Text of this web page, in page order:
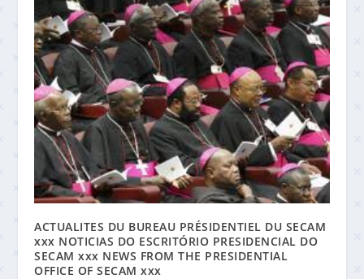
ACTUALITES DU BUREAU PRÉSIDENTIEL DU SECAM
xxx NOTICIAS DO ESCRITÓRIO PRESIDENCIAL DO
SECAM xxx NEWS FROM THE PRESIDENTIAL
OFFICE OF SECAM xxx